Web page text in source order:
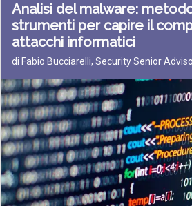
Analisi del malware:
strumenti per capire il
attacchi informatici
di Fabio Bucciarelli, Security Senior